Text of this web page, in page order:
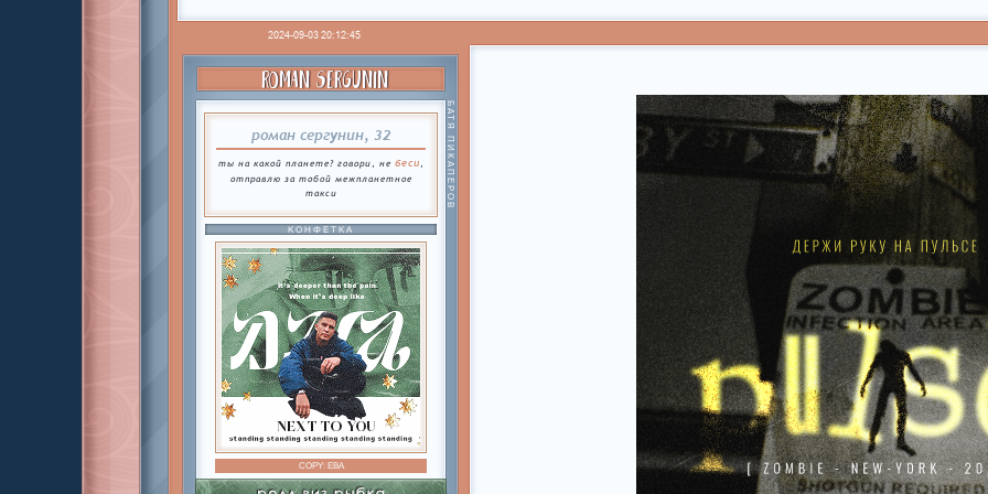
2024-09-03 20:12:45
ROMAN SERGUNIN
роман сергунин, 32
ты на какой планете? говори, не беси,
отправлю за тобой межпланетное
такси
БАТЯ ПИКАПЕРОВ
КОНФЕТКА
COPY:ЕВА